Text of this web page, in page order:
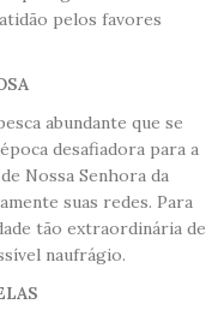
pelos favores
abundante que se
desafiadora para a
Nossa Senhora da
suas redes. Para
tão extraordinária de
naufrágio.